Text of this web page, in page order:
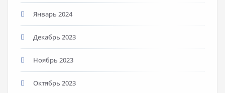
Январь 2024
Декабрь 2023
Ноябрь 2023
Октябрь 2023